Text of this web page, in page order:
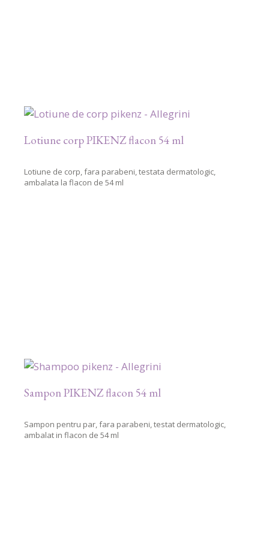
Lotiune corp PIKENZ flacon 54 ml
Lotiune de corp, fara parabeni, testata dermatologic,
ambalata la flacon de 54 ml
Sampon PIKENZ flacon 54 ml
Sampon pentru par, fara parabeni, testat dermatologic,
ambalat in flacon de 54 ml